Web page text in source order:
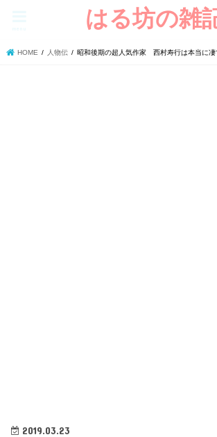
はる坊の雑
HOME 人物伝 昭和後期の超人気作家 西村寿行は本当に
2019.03.23